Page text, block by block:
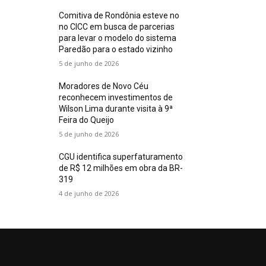
Comitiva de Rondônia esteve no
no CICC em busca de parcerias
para levar o modelo do sistema
Paredão para o estado vizinho
5 de junho de 2026
Moradores de Novo Céu
reconhecem investimentos de
Wilson Lima durante visita à 9ª
Feira do Queijo
5 de junho de 2026
CGU identifica superfaturamento
de R$ 12 milhões em obra da BR-
319
4 de junho de 2026